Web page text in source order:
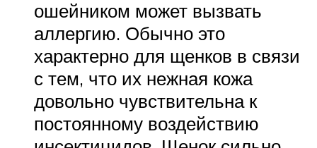
ошейником может вызвать
аллергию. Обычно это
характерно для щенков в связи
с тем, что их нежная кожа
довольно чувствительна к
постоянному воздействию